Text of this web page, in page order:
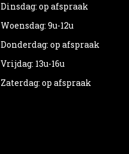
Dinsdag: op afspraak
Woensdag: 9u-12u
Donderdag: op afspraak
Vrijdag: 13u-16u
Zaterdag: op afspraak